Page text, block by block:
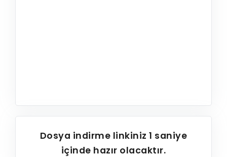
Dosya indirme linkiniz1 saniye
içinde hazır olacaktır.